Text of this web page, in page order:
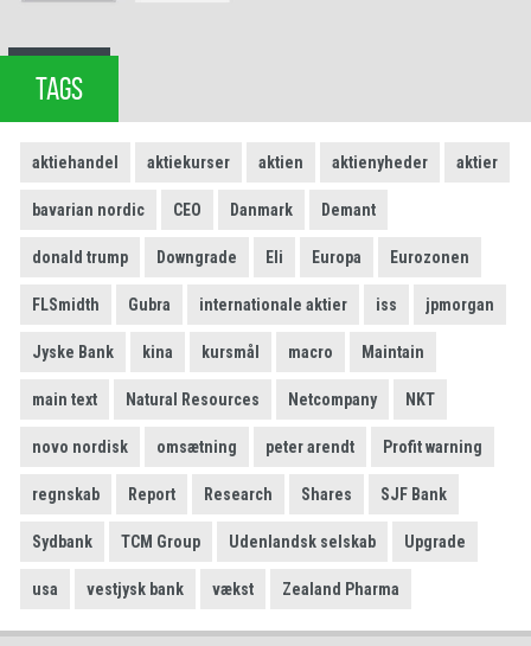
TAGS
aktiehandel aktiekurser aktien aktienyheder aktier
bavarian nordic CEO Danmark Demant
donald trump Downgrade Eli Europa Eurozonen
FLSmidth Gubra internationale aktier iss jpmorgan
Jyske Bank kina kursmål macro Maintain
main text Natural Resources Netcompany NKT
novo nordisk omsætning peter arendt Profit warning
regnskab Report Research Shares SJF Bank
Sydbank TCM Group Udenlandsk selskab Upgrade
usa vestjysk bank vækst Zealand Pharma